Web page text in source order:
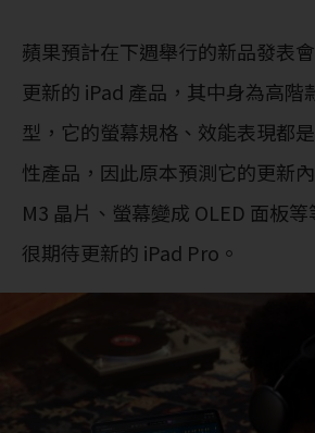
蘋果預計在下週舉行的新品發表
更新的 iPad 產品，其中身為高階
型，它的螢幕規格、效能表現都
性產品，因此原本預測它的更新
M3 晶片、螢幕變成 OLED 面板
很期待更新的 iPad Pro。